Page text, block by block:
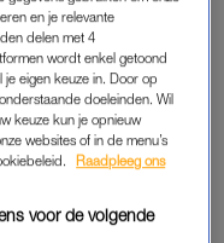
dan in een extra
zoveel mogelijk
en je relevante
delen met 4
wordt enkel getoond
je eigen keuze in. Door op
doeleinden. Wil
keuze kun je opnieuw
websites of in de menu’s
Raadpleeg ons
voor de volgende